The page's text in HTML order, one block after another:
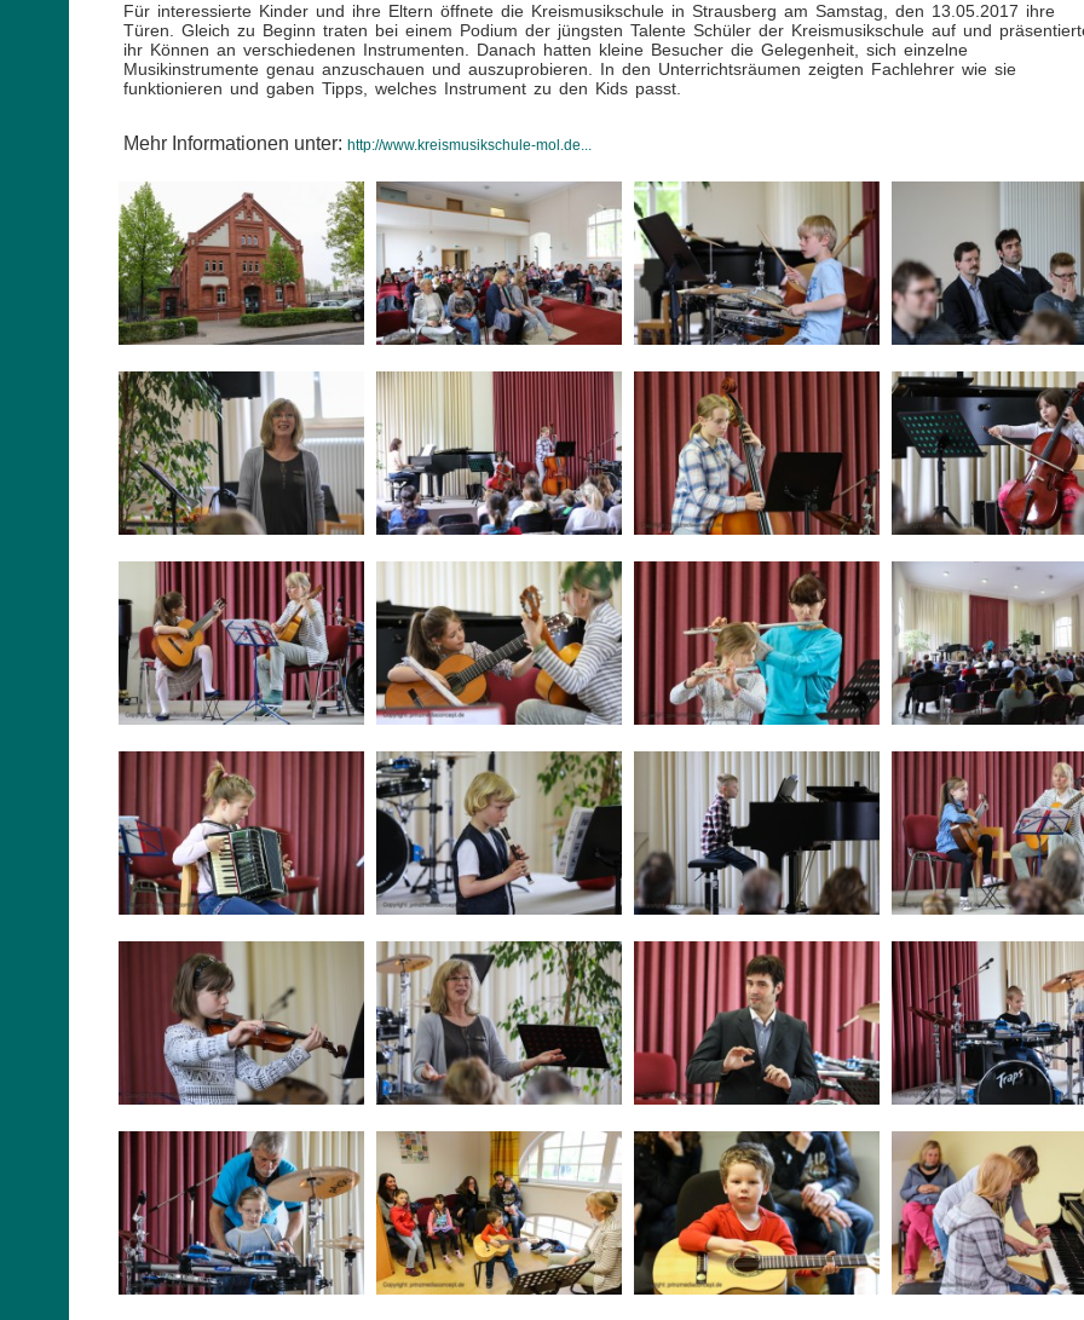
Für interessierte Kinder und ihre Eltern öffnete die Kreismusikschule in Strausberg am Samstag, den 13.05.2017 ihre
Türen. Gleich zu Beginn traten bei einem Podium der jüngsten Talente Schüler der Kreismusikschule auf und
ihr Können an verschiedenen Instrumenten. Danach hatten kleine Besucher die Gelegenheit, sich einzelne
Musikinstrumente genau anzuschauen und auszuprobieren. In den Unterrichtsräumen zeigten Fachlehrer wie sie
funktionieren und gaben Tipps, welches Instrument zu den Kids passt.
Mehr Informationen unter: http://www.kreismusikschule-mol.de...